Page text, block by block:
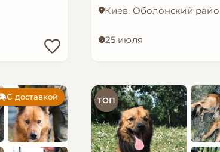
Киев, Оболонский
25 июля
С доставкой ТОП